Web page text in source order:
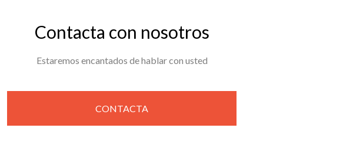
Contacta con nosotros
Estaremos encantados de hablar con usted
CONTACTA